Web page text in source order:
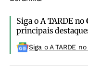
Siga o A TARDE no
principais
Siga o A TARDE